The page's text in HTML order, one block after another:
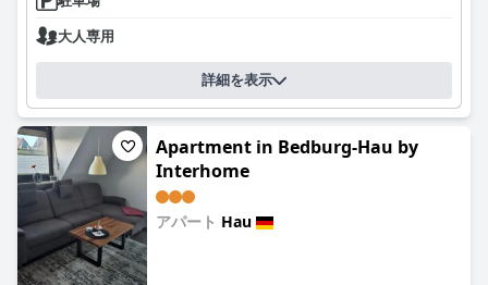
大人専用
詳細を表示
Apartment in Bedburg-Hau by
Interhome
アパート Hau